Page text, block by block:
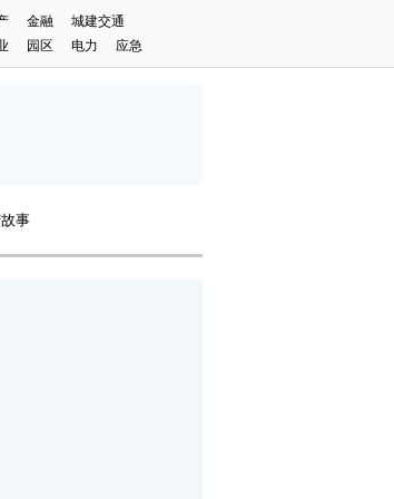
金融
城建交通
园区 电力 应急
含量”里的新气象